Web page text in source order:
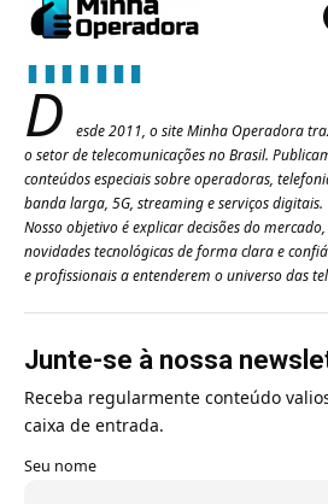
D
esde 2011, o site Minha Operadora
o setor de telecomunicações no Brasil.
conteúdos especiais sobre operadoras,
banda larga, 5G, streaming e serviços digitais.
Nosso objetivo é explicar decisões do
novidades tecnológicas de forma clara e
e profissionais a entenderem o universo das
Junte-se à nossa
Receba regularmente conteúdo
caixa de entrada.
Seu nome